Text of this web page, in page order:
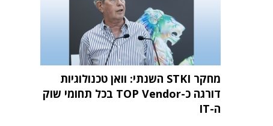
מחקר STKI השנתי: וואן טכנולוגיות
דורגה כ-TOP Vendor בכל תחומי שוק
ה-IT